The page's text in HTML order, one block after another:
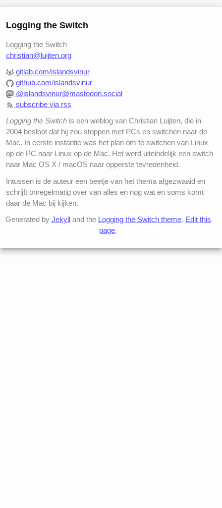
Logging the Switch
Logging the Switch
christian@luijten.org
gitlab.com/islandsvinur
github.com/islandsvinur
@islandsvinur@mastodon.social
subscribe via rss
Logging the Switch is een weblog van Christian Luijten, die in
2004 besloot dat hij zou stoppen met PCs en switchen naar de
Mac. In eerste instantie was het plan om te switchen van Linux
op de PC naar Linux op de Mac. Het werd uiteindelijk een switch
naar Mac OS X / macOS naar opperste tevredenheid.
Intussen is de auteur een beetje van het thema afgezwaaid en
schrijft onregelmatig over van alles en nog wat en soms komt
daar de Mac bij kijken.
Generated by Jekylland the Logging the Switch theme. Edit this
page.